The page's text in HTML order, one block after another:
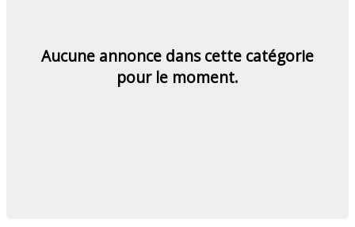
Aucune annonce dans cette catégorie
pour le moment.